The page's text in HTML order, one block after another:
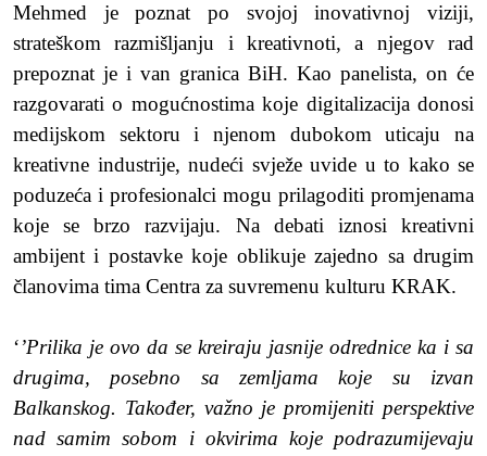
Mehmed je poznat po svojoj inovativnoj viziji,
strateškom razmišljanju i kreativnoti, a njegov rad
prepoznat je i van granica BiH. Kao panelista, on će
razgovarati o mogućnostima koje digitalizacija donosi
medijskom sektoru i njenom dubokom uticaju na
kreativne industrije, nudeći svježe uvide u to kako se
poduzeća i profesionalci mogu prilagoditi promjenama
koje se brzo razvijaju. Na debati iznosi kreativni
ambijent i postavke koje oblikuje zajedno sa drugim
članovima tima Centra za suvremenu kulturu KRAK.
‘’Prilika je ovo da se kreiraju jasnije odrednice ka i sa
drugima, posebno sa zemljama koje su izvan
Balkanskog. Također, važno je promijeniti perspektive
nad samim sobom i okvirima koje podrazumijevaju